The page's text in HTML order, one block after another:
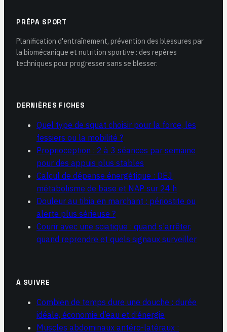
PRÉPA SPORT
Planification d'entraînement, prévention des blessures par
la biomécanique et nutrition sportive : des repères
techniques pour progresser sans se blesser.
DERNIÈRES FICHES
Quel type de squat choisir pour la force, les
fessiers ou la mobilité ?
Proprioception : 2 à 3 séances par semaine
pour des appuis plus stables
Calcul de dépense énergétique : DEJ,
métabolisme de base et NAP sur 24 h
Douleur au tibia en marchant : périostite ou
alerte plus sérieuse ?
Courir avec une sciatique : quand s’arrêter,
quand reprendre et quels signaux surveiller
À SUIVRE
Combien de temps dure une douche : durée
idéale, économie d’eau et d’énergie
Muscles abdominaux antéro-latéraux :